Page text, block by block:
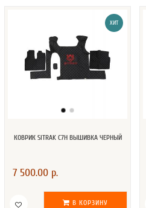
ХИТ
КОВРИК SITRAK C7H ВЫШИВКА ЧЕРНЫЙ
7 500.00 р.
В КОРЗИНУ